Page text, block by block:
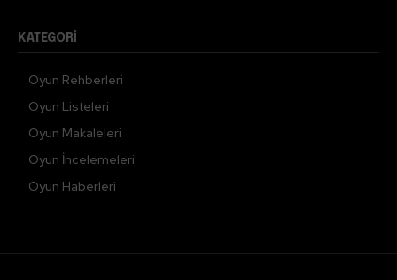
KATEGORI
Oyun Rehberleri
Oyun Listeleri
Oyun Makaleleri
Oyun İncelemeleri
Oyun Haberleri